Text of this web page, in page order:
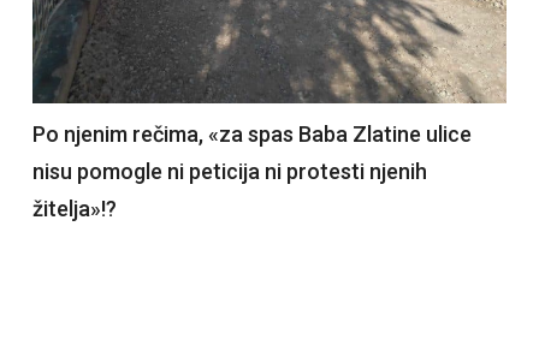
Po njenim rečima, «za spas Baba Zlatine ulice
nisu pomogle ni peticija ni protesti njenih
žitelja»!?